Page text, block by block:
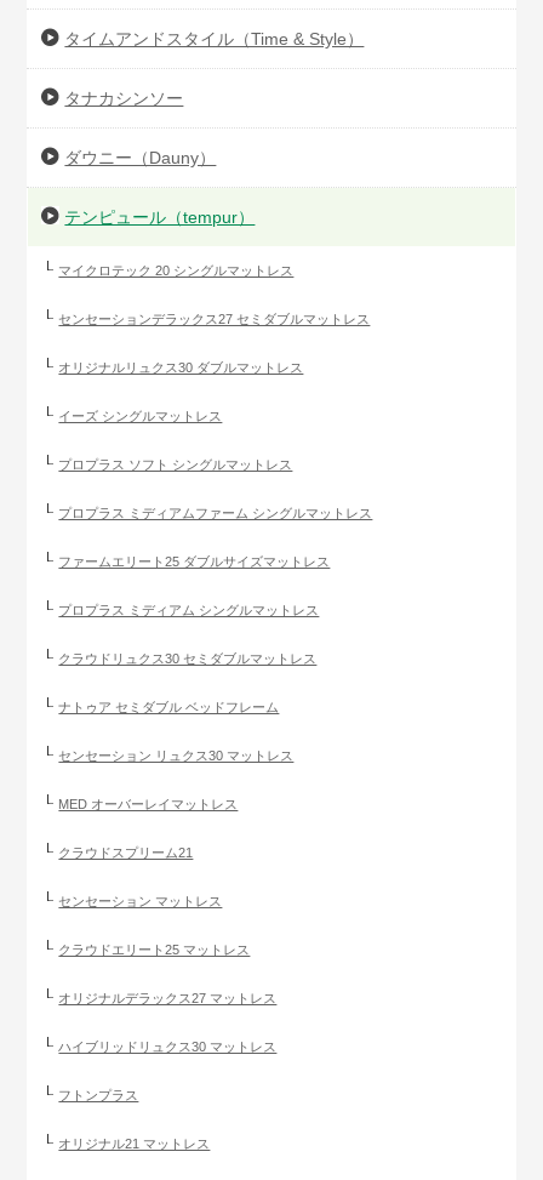
タイムアンドスタイル（Time & Style）
タナカシンソー
ダウニー（Dauny）
テンピュール（tempur）
マイクロテック 20 シングルマットレス
センセーションデラックス27 セミダブルマットレス
オリジナルリュクス30 ダブルマットレス
イーズ シングルマットレス
プロプラス ソフト シングルマットレス
プロプラス ミディアムファーム シングルマットレス
ファームエリート25 ダブルサイズマットレス
プロプラス ミディアム シングルマットレス
クラウドリュクス30 セミダブルマットレス
ナトゥア セミダブル ベッドフレーム
センセーション リュクス30 マットレス
MED オーバーレイマットレス
クラウドスプリーム21
センセーション マットレス
クラウドエリート25 マットレス
オリジナルデラックス27 マットレス
ハイブリッドリュクス30 マットレス
フトンプラス
オリジナル21 マットレス